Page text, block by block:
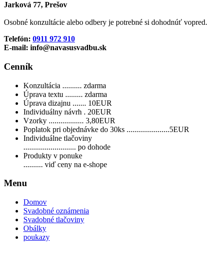
Jarková 77, Prešov
Osobné konzultácie alebo odbery je potrebné si dohodnúť vopred.
Telefón: 0911 972 910
E-mail: info@navasusvadbu.sk
Cenník
Konzultácia .......... zdarma
Úprava textu ......... zdarma
Úprava dizajnu ....... 10EUR
Individuálny návrh . 20EUR
Vzorky .................. 3,80EUR
Poplatok pri objednávke do 30ks ......................5EUR
Individuálne tlačoviny
........................... po dohode
Produkty v ponuke
.......... viď ceny na e-shope
Menu
Domov
Svadobné oznámenia
Svadobné tlačoviny
Obálky
poukazy